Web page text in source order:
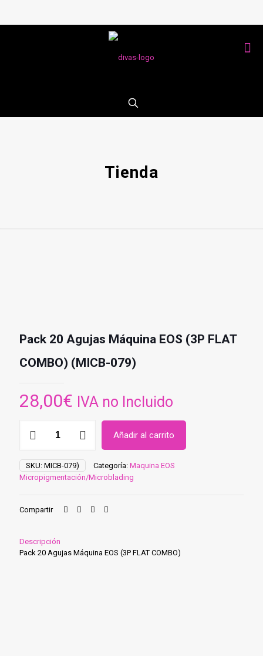
Tienda
Pack 20 Agujas Máquina EOS (3P FLAT
COMBO) (MICB-079)
28,00€ IVA no Incluido
Máquina
EOS
(3P
(MICB-
cantidad
Añadir al carrito
SKU: MICB-079) Categoría: Maquina EOS
Micropigmentación/Microblading
Compartir
Descripción
Pack 20 Agujas Máquina EOS (3P FLAT COMBO)